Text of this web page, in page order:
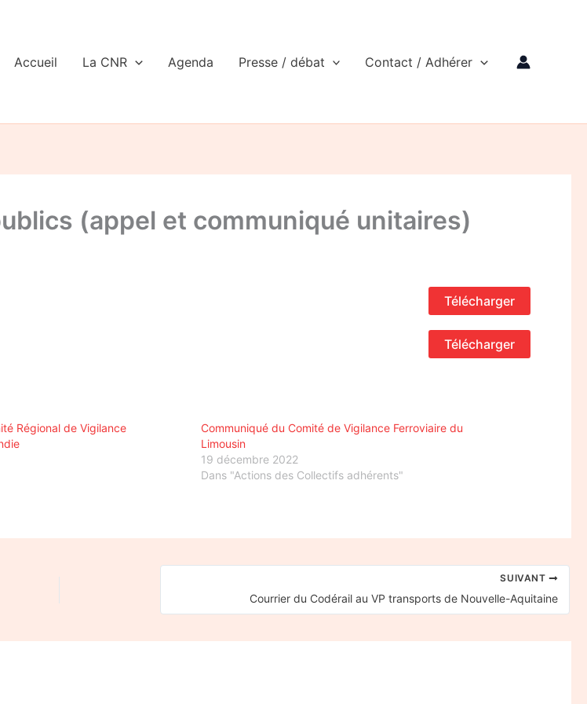
Accueil La CNR Agenda Presse / débat Contact / Adhérer
(appel et communiqué unitaires)
Télécharger
Télécharger
Régional de Vigilance
Communiqué du Comité de Vigilance Ferroviaire du
Limousin
19 décembre 2022
Dans "Actions des Collectifs adhérents"
SUIVANT
Courrier du Codérail au VP transports de Nouvelle-Aquitaine